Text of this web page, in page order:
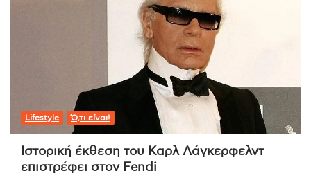
Lifestyle Ό,τι είναι!
Ιστορική έκθεση του Καρλ Λάγκερφελντ
επιστρέφει στον Fendi